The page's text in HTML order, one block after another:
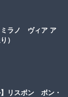
ミラノ ヴィア ア
）
】リスボン ボン・